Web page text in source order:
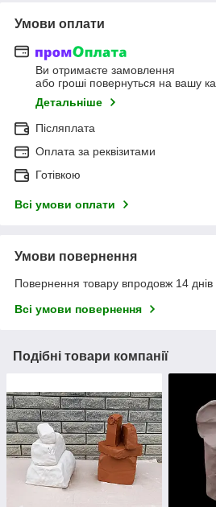
Умови оплати
Ви отримаєте замовлення
або гроші повернуться на вашу
Детальніше
Післяплата
Оплата за реквізитами
Готівкою
Всі умови оплати
Умови повернення
Повернення товару впродовж 14 днів
Всі умови повернення
Подібні товари компанії